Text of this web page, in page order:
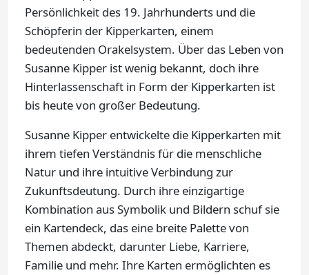
Persönlichkeit des 19. Jahrhunderts und die
Schöpferin der Kipperkarten, einem
bedeutenden Orakelsystem. Über das Leben von
Susanne Kipper ist wenig bekannt, doch ihre
Hinterlassenschaft in Form der Kipperkarten ist
bis heute von großer Bedeutung.
Susanne Kipper entwickelte die Kipperkarten mit
ihrem tiefen Verständnis für die menschliche
Natur und ihre intuitive Verbindung zur
Zukunftsdeutung. Durch ihre einzigartige
Kombination aus Symbolik und Bildern schuf sie
ein Kartendeck, das eine breite Palette von
Themen abdeckt, darunter Liebe, Karriere,
Familie und mehr. Ihre Karten ermöglichten es